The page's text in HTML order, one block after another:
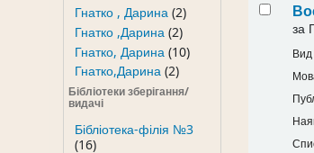
Гнатко , Дарина(2)
Гнатко ,Дарина(2)
Гнатко, Дарина(10)
Гнатко,Дарина(2)
Бібліотеки зберігання/
видачі
Бібліотека-філія №3
(16)
за
Вид